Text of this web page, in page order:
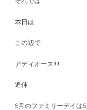
本日は
この辺で
アディオース!!!!!
追伸
5月のファミリーデイは5